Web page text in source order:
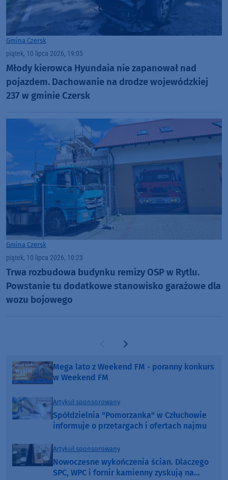
Gmina Czersk
piątek, 10 lipca 2026, 19:05
Młody kierowca Hyundaia nie zapanował nad
pojazdem. Dachowanie na drodze wojewódzkiej
237 w gminie Czersk
Gmina Czersk
piątek, 10 lipca 2026, 10:23
Trwa rozbudowa budynku remizy OSP w Rytlu.
Powstanie tu dodatkowe stanowisko garażowe dla
wozu bojowego
Poprzednia strona
Następna strona
Mega lato z Weekend FM - poranny konkurs
w Weekend FM
Artykuł sponsorowany
Spółdzielnia "Pomorzanka" w Człuchowie
informuje o przetargach i ofertach najmu
Artykuł sponsorowany
Nowoczesne wykończenia ścian. Dlaczego
SPC, WPC i fornir kamienny zyskują na